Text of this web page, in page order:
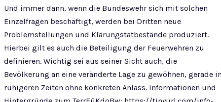
Und immer dann, wenn die Bundeswehr sich mit solchen
Einzelfragen beschäftigt, werden bei Dritten neue
Problemstellungen und Klärungstatbestände produziert.
Hierbei gilt es auch die Beteiligung der Feuerwehren zu
definieren. Wichtig sei aus seiner Sicht auch, die
Bevölkerung an eine veränderte Lage zu gewöhnen, gerade
ruhigeren Zeiten ohne konkreten Anlass. Informationen und